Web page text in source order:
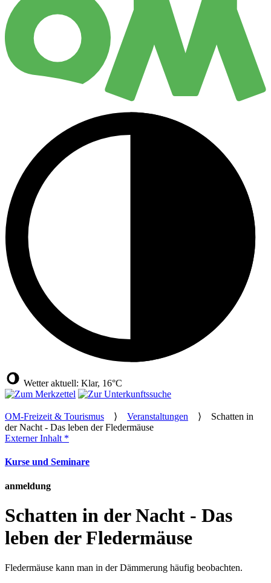
Wetter aktuell: Klar, 16°C
OM-Freizeit & Tourismus ⟩ Veranstaltungen ⟩ Schatten in
der Nacht - Das leben der Fledermäuse
Externer Inhalt *
Kurse und Seminare
anmeldung
Schatten in der Nacht - Das
leben der Fledermäuse
Fledermäuse kann man in der Dämmerung häufig beobachten.